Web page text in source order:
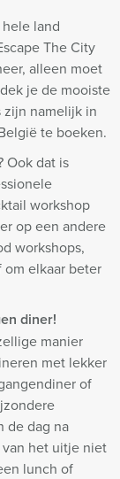
land
The City
alleen moet
je de mooiste
zijn namelijk in
te boeken.
Ook dat is
workshop
op een andere
workshops,
elkaar beter
diner!
manier
met lekker
of
de dag na
het uitje niet
lunch of